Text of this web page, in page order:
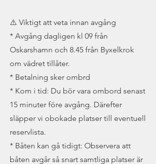
⚠️ Viktigt att veta innan avgång
* Avgång dagligen kl 09 från
Oskarshamn och 8.45 från Byxelkrok
om vädret tillåter.
* Betalning sker ombrd
* Kom i tid: Du bör vara ombord senast
15 minuter före avgång. Därefter
släpper vi obokade platser till eventuell
reservlista.
* Båten kan gå tidigt: Observera att
båten avgår så snart samtliga platser är